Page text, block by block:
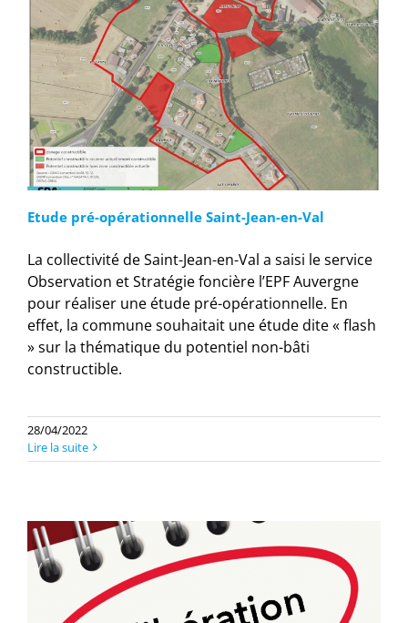
Etude pré-opérationnelle Saint-Jean-en-Val
La collectivité de Saint-Jean-en-Val a saisi le service
Observation et Stratégie foncière l’EPF Auvergne
pour réaliser une étude pré-opérationnelle. En
effet, la commune souhaitait une étude dite « flash
» sur la thématique du potentiel non-bâti
constructible.
28/04/2022
Lire la suite